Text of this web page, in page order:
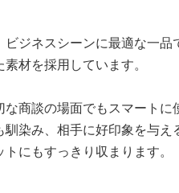
ジネスシーンに最適な一品
材を採用しています。
商談の場面でもスマートに
染み、相手に好印象を与
にもすっきり収まります。